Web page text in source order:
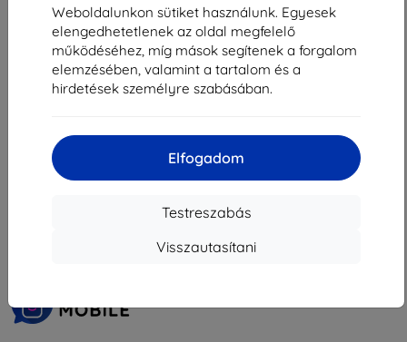
Weboldalunkon sütiket használunk. Egyesek
elengedhetetlenek az oldal megfelelő
működéséhez, míg mások segítenek a forgalom
elemzésében, valamint a tartalom és a
hirdetések személyre szabásában.
Elfogadom
Testreszabás
Visszautasítani
6 990 Ft
6 291 Ft
Raktáron 4 darab
Raktáron > 5 darab
Összes találat